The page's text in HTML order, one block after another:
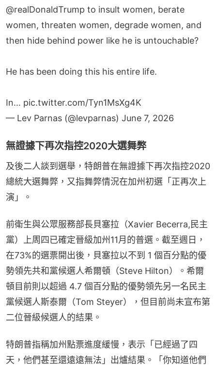
@realDonaldTrump to insult women, berate
women, threaten women, degrade women, and
then hide behind power like he is untouchable?
He has been doing this his entire life.
In… pic.twitter.com/Tyn1MsXg4K
— Lev Parnas (@levparnas) June 7, 2026
無證據下再次指控2020大選舞弊
及後二人談到選舉，特朗普在無證據下再次指控2020
總統大選舞弊，又指舞弊情況在加州初選「正再次上
演」。
前衛生與公眾服務部長貝塞拉（Xavier Becerra,民主
黨）上周四已確定晉級加州11月的普選。截至週日，
在73%的選票開出後，貝塞拉以不到 1 個百分點的優
勢領先共和黨候選人希爾頓（Steve Hilton）。希爾
頓目前則以超過 4.7 個百分點的優勢領先另一名民主
黨候選人斯泰爾（Tom Steyer），但目前尚未宣布第
二位晉級候選人的結果。
特朗普指稱加州點票進度緩慢，表示「已經過了四
天，他們甚至還遠遠無法」出爐結果。「你知道他們